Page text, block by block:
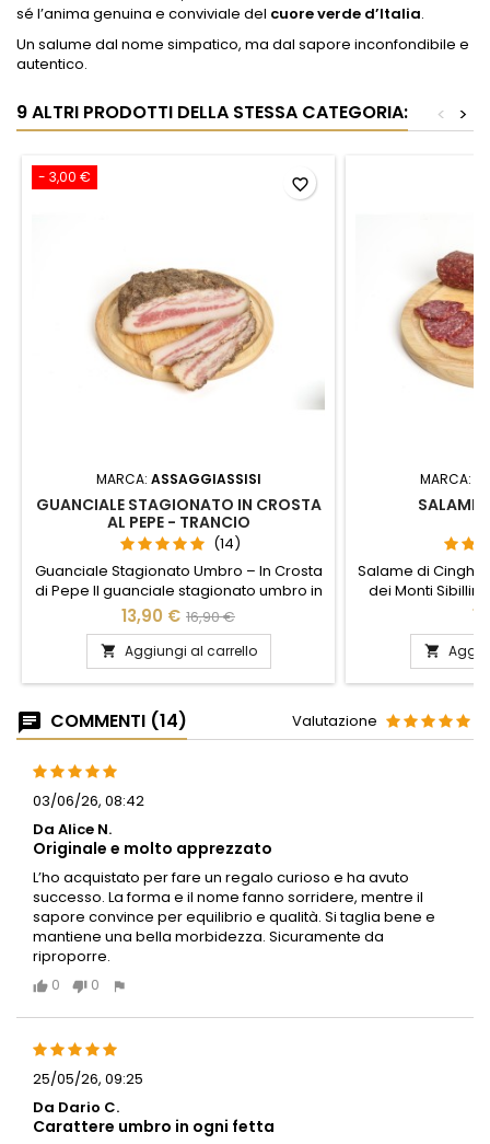
sé l’anima genuina e conviviale del cuore verde d’Italia.
Un salume dal nome simpatico, ma dal sapore inconfondibile e
autentico.
9 ALTRI PRODOTTI DELLA STESSA CATEGORIA: >
<
- 3,00 €
MARCA: ASSAGGIASSISI
GUANCIALE STAGIONATO IN CROSTA
AL PEPE - TRANCIO
(14)
Guanciale Stagionato Umbro – In Crosta
di Pepe Il guanciale stagionato umbro in
crosta di pepe è una delle eccellenze
della norcineria umbra, realizzato
artigianalmente con carne di maiale
selezionata, sale e pepe, senza alcun
trattamento aggiuntivo. La stagionatura
naturale di 45-60 giorni conferisce al
guanciale un gusto deciso, intenso e...
13,90 € 16,90 €
 Aggiungi al carrello
favorite_border
MARCA:
SALAME
Salame di
dei Monti
umbro è
pregiate
Realizzato
selvatico dei
per il gusto
genuino. I
selezionano

COMMENTI (14) Valutazione
03/06/26, 08:42
Da Alice N.
Originale e molto apprezzato
L’ho acquistato per fare un regalo curioso e ha avuto
successo. La forma e il nome fanno sorridere, mentre il
sapore convince per equilibrio e qualità. Si taglia bene e
mantiene una bella morbidezza. Sicuramente da
riproporre.
0
0
25/05/26, 09:25
Da Dario C.
Carattere umbro in ogni fetta